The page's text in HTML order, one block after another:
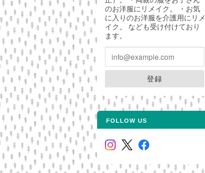
のお洋服にリメイク。 ・お気
に入りのお洋服を介護用にリメ
イク。 なども受け付けており
ます。
登録
FOLLOW US